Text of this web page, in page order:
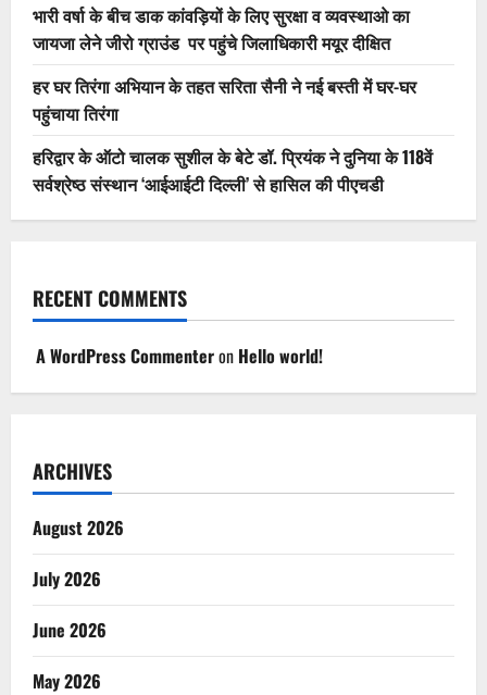
भारी वर्षा के बीच डाक कांवड़ियों के लिए सुरक्षा व व्यवस्थाओ का
जायजा लेने जीरो ग्राउंड पर पहुंचे जिलाधिकारी मयूर दीक्षित
हर घर तिरंगा अभियान के तहत सरिता सैनी ने नई बस्ती में घर-घर
पहुंचाया तिरंगा
हरिद्वार के ऑटो चालक सुशील के बेटे डॉ. प्रियंक ने दुनिया के 118वें
सर्वश्रेष्ठ संस्थान ‘आईआईटी दिल्ली’ से हासिल की पीएचडी
RECENT COMMENTS
A WordPress Commenteron Hello world!
ARCHIVES
August 2026
July 2026
June 2026
May 2026